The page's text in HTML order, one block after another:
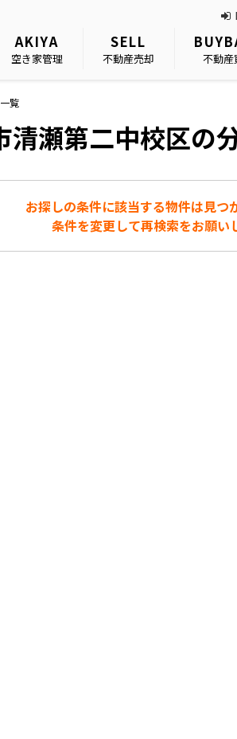
AKIYA
空き家管理
SELL
不動産売却 不動産
覧
清瀬第二中校区の
お探しの条件に該当する物件は見つ
条件を変更して再検索をお願い